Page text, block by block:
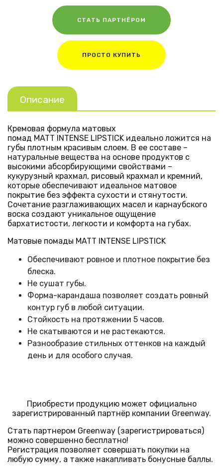
СТАТЬ ПАРТНЁРОМ
ПРОСТО КУПИТЬ
Описание
Кремовая формула матовых
помад MATT INTENSE LIPSTICK идеально ложится на
губы плотным красивым слоем. В ее составе –
натуральные вещества на основе продуктов с
высокими абсорбирующими свойствами –
кукурузный крахмал, рисовый крахмал и кремний,
которые обеспечивают идеальное матовое
покрытие без эффекта сухости и стянутости.
Сочетание разглаживающих масел и карнаубского
воска создают уникальное ощущение
бархатистости, легкости и комфорта на губах.
Матовые помады MATT INTENSE LIPSTICK
Обеспечивают ровное и плотное покрытие без
блеска.
Не сушат губы.
Форма-карандаша позволяет создать ровный
контур губ в любой ситуации.
Стойкость на протяжении 5 часов.
Не скатываются и не растекаются.
Разнообразие стильных оттенков на каждый
день и для особого случая.
Приобрести продукцию может официально
зарегистрированный партнёр компании Greenway.
Стать партнером Greenway (зарегистрироваться)
можно совершенно бесплатно!
Регистрация позволяет совершать покупки на
любую сумму, а также накапливать бонусные баллы.